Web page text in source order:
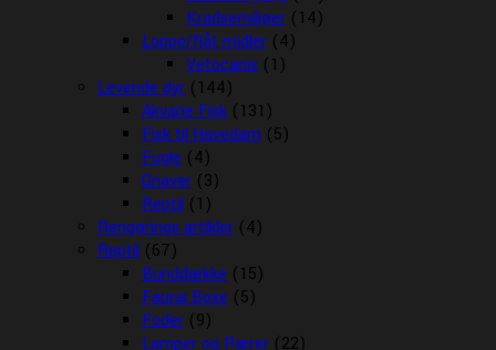
Kradsemiljøer (14)
Loppe/flåt midler (4)
Vetocanis (1)
Levende dyr (144)
Akvarie Fisk (131)
Fisk til Havedam (5)
Fugle (4)
Gnaver (3)
Reptil (1)
Rengørings artikler (4)
Reptil (67)
Bunddække (15)
Fauna Boxe (5)
Foder (9)
Lamper og Pærer (22)